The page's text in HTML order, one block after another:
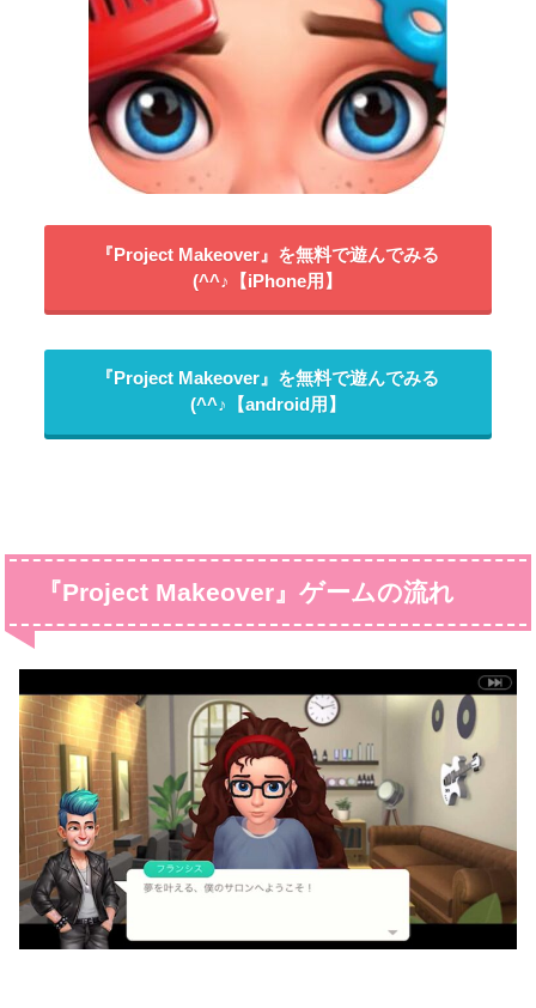
『Project Makeover』を無料で遊んでみる
(^^♪【iPhone用】
『Project Makeover』を無料で遊んでみる
(^^♪【android用】
『Project Makeover』 ゲームの流れ